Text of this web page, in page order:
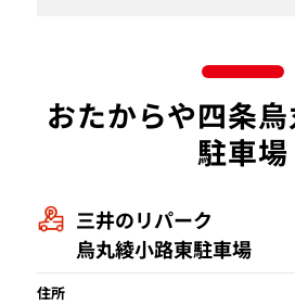
おたからや四条
駐車場
三井のリパーク
烏丸綾小路東駐車場
住所